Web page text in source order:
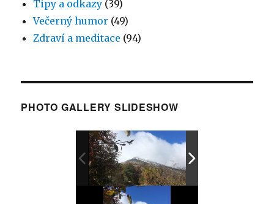
Tipy a odkazy (39)
Večerný humor (49)
Zdraví a meditace (94)
PHOTO GALLERY SLIDESHOW